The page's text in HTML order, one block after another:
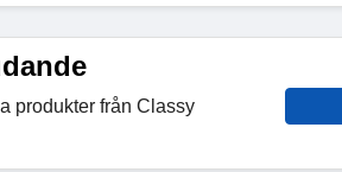
produkter från Classy